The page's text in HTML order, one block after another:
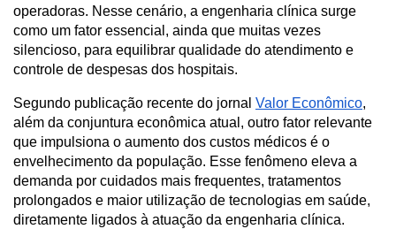
operadoras. Nesse cenário, a engenharia clínica surge
como um fator essencial, ainda que muitas vezes
silencioso, para equilibrar qualidade do atendimento e
controle de despesas dos hospitais.
Segundo publicação recente do jornal Valor Econômico,
além da conjuntura econômica atual, outro fator relevante
que impulsiona o aumento dos custos médicos é o
envelhecimento da população. Esse fenômeno eleva a
demanda por cuidados mais frequentes, tratamentos
prolongados e maior utilização de tecnologias em saúde,
diretamente ligados à atuação da engenharia clínica.